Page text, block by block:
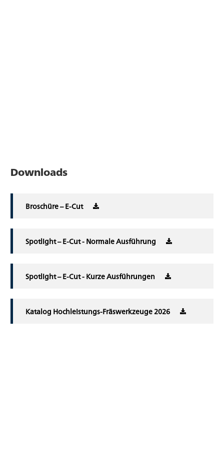
Downloads
Broschüre – E-Cut
Spotlight – E-Cut - Normale Ausführung
Spotlight – E-Cut - Kurze Ausführungen
Katalog Hochleistungs-Fräswerkzeuge 2026